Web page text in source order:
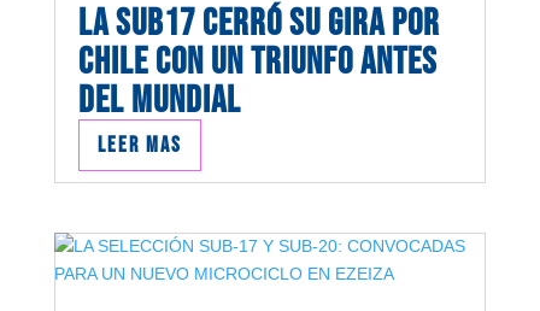
LA SUB17 CERRÓ SU GIRA POR
CHILE CON UN TRIUNFO ANTES
DEL MUNDIAL
Leer mas